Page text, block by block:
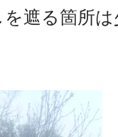
遮る箇所